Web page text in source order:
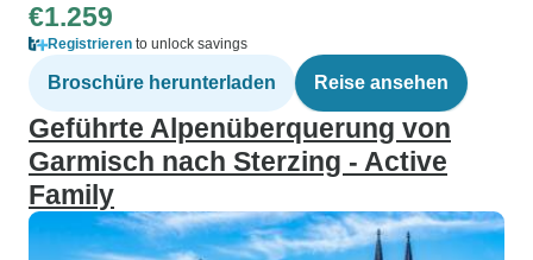
€1.259
Registrieren to unlock savings
Broschüre herunterladen Reise ansehen
Geführte Alpenüberquerung von
Garmisch nach Sterzing - Active
Family